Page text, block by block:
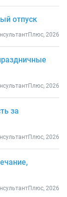
отпуск
2026
2026
за
2026
2026